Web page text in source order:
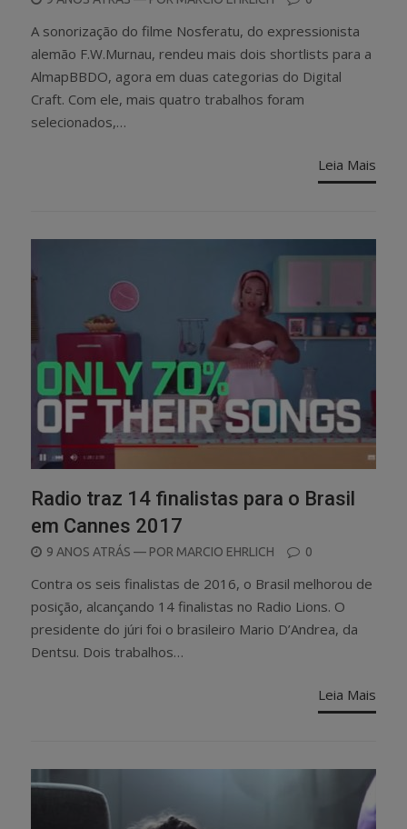
A sonorização do filme Nosferatu, do expressionista
alemão F.W.Murnau, rendeu mais dois shortlists para a
AlmapBBDO, agora em duas categorias do Digital
Craft. Com ele, mais quatro trabalhos foram
selecionados,…
Leia Mais
Radio traz 14 finalistas para o Brasil
em Cannes 2017
POSTED
9 ANOS ATRÁS — POR MARCIO EHRLICH 0
Contra os seis finalistas de 2016, o Brasil melhorou de
posição, alcançando 14 finalistas no Radio Lions. O
presidente do júri foi o brasileiro Mario D’Andrea, da
Dentsu. Dois trabalhos…
Leia Mais